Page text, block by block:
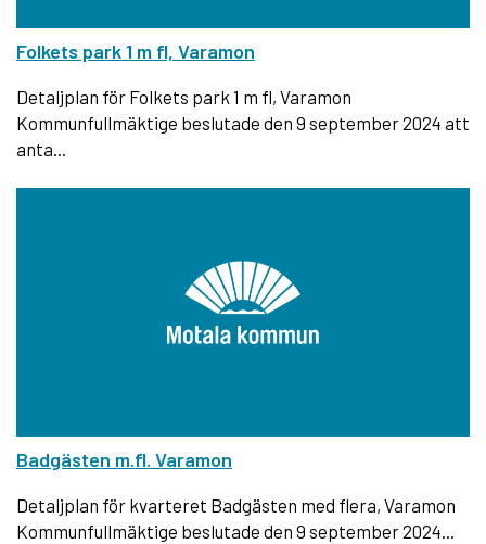
Folkets park 1 m fl, Varamon
Detaljplan för Folkets park 1 m fl, Varamon
Kommunfullmäktige beslutade den 9 september 2024 att
anta...
Badgästen m.fl. Varamon
Detaljplan för kvarteret Badgästen med flera, Varamon
Kommunfullmäktige beslutade den 9 september 2024...